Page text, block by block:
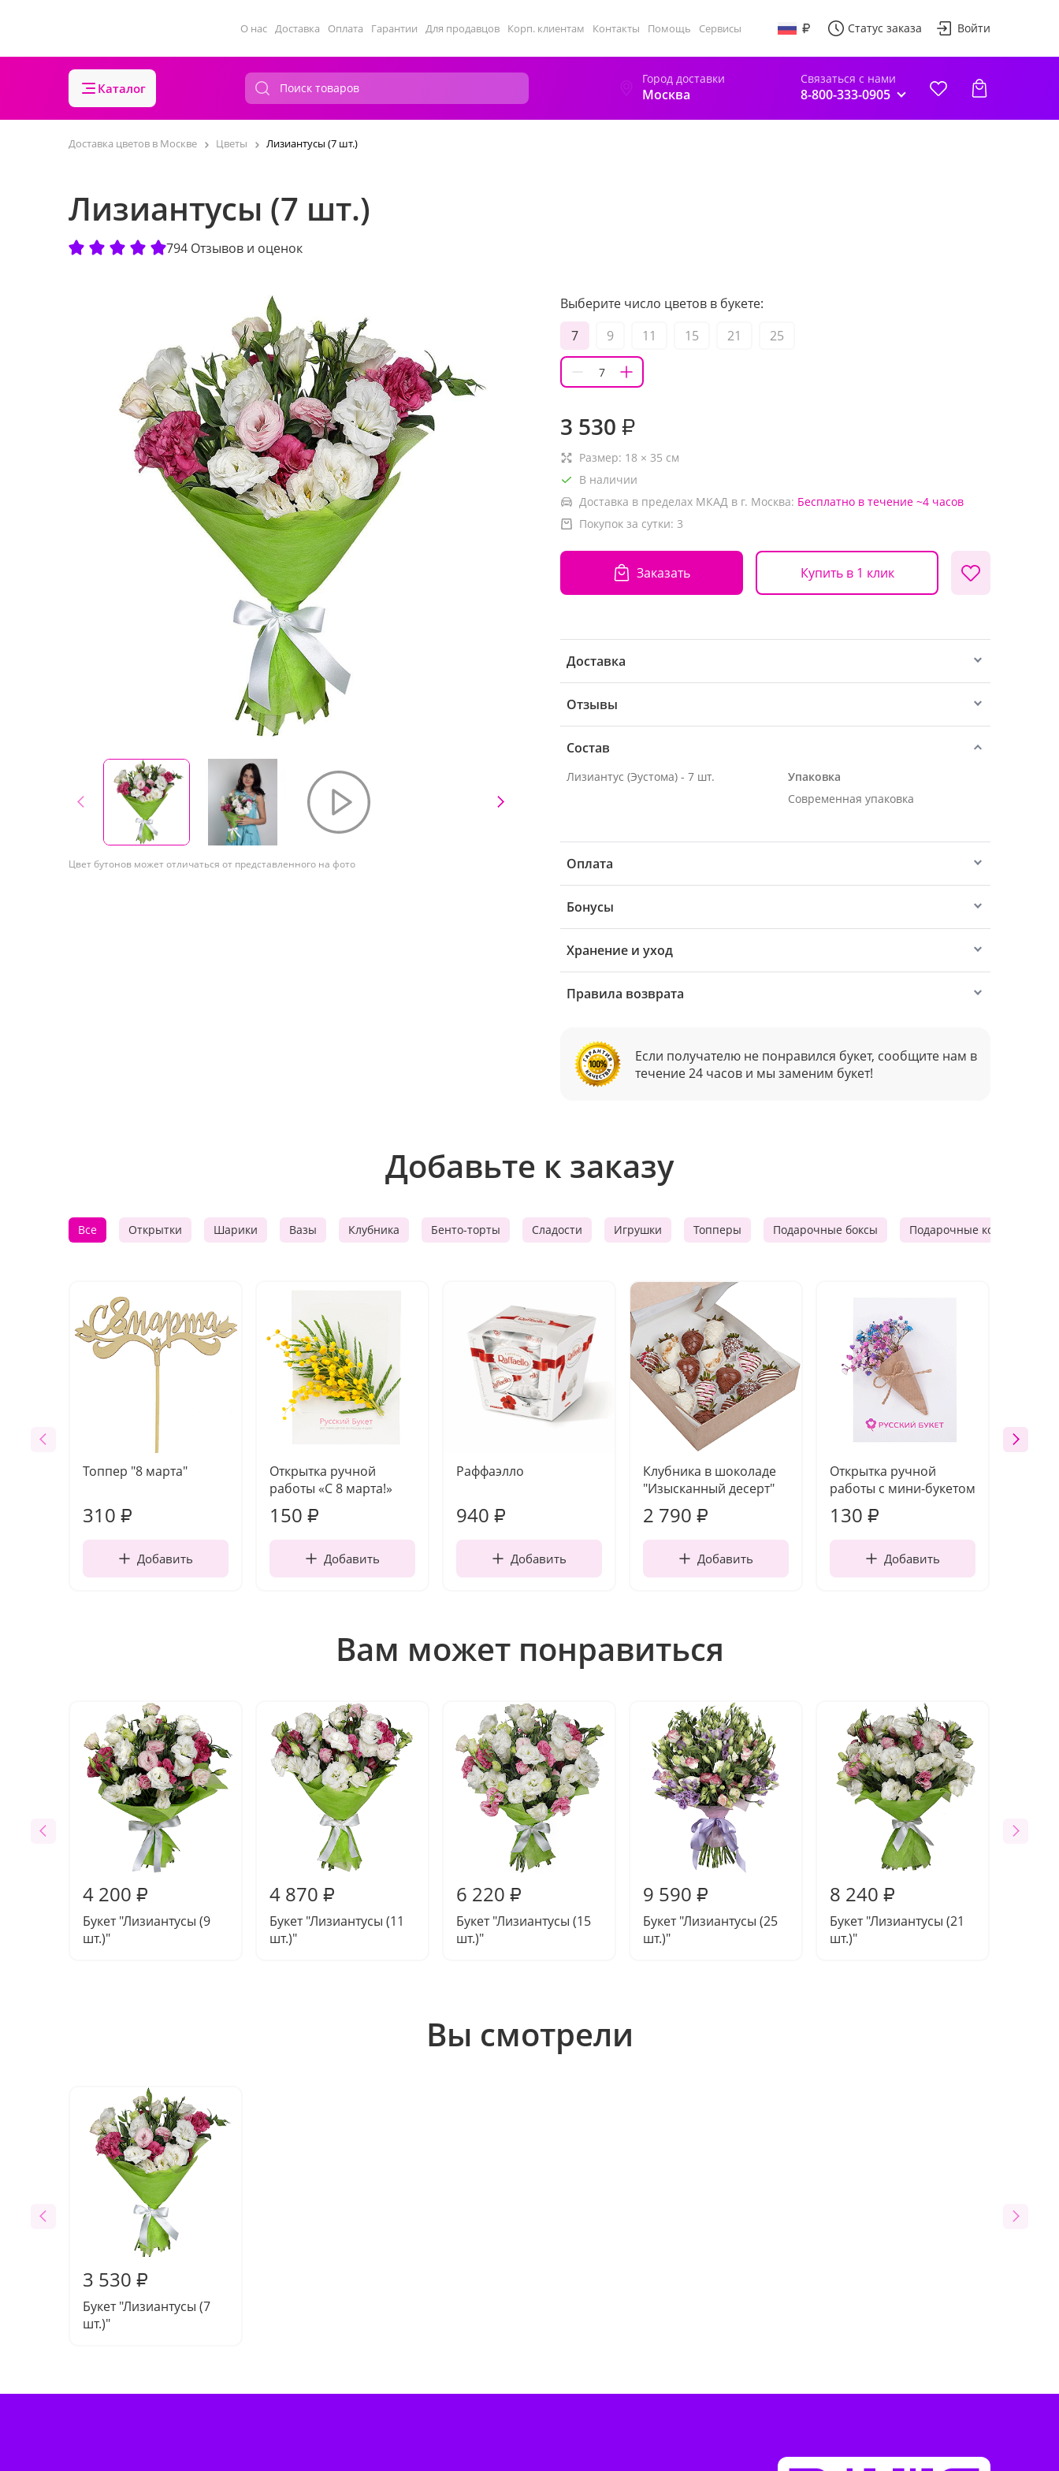
О нас Доставка Оплата Гарантии Для продавцов Корп. клиентам Контакты Помощь Сервисы Статус заказа Войти
Каталог
Город доставки
Москва
Связаться с нами
8-800-333-0905
Доставка цветов в Москве Цветы Лизиантусы (7 шт.)
Лизиантусы (7 шт.)
794 Отзывов и оценок
Цвет бутонов может отличаться от представленного на фото
Выберите число цветов в букете:
7
9 11 15 21 25
3 530 ₽
Размер: 18 × 35 см
В наличии
Доставка в пределах МКАД в г. Москва: Бесплатно в течение ~4 часов
Покупок за сутки: 3
Заказать Купить в 1 клик
Доставка
Отзывы
Состав
Лизиантус (Эустома) - 7 шт.
Упаковка
Современная упаковка
Оплата
Бонусы
Хранение и уход
Правила возврата
Если получателю не понравился букет, сообщите нам в
течение 24 часов и мы заменим букет!
Добавьте к заказу
Все Открытки Шарики Вазы Клубника Бенто-торты Сладости Игрушки Топперы Подарочные боксы Подарочные корзины
Топпер "8 марта"
310 ₽
Добавить
Открытка ручной
работы «С 8 марта!»
150 ₽
Добавить
Раффаэлло
940 ₽
Добавить
Клубника в шоколаде
"Изысканный десерт"
2 790 ₽
Добавить
Открытка ручной
работы с мини-букетом
130 ₽
Добавить
Вам может понравиться
4 200 ₽
Букет "Лизиантусы (9
шт.)"
4 870 ₽
Букет "Лизиантусы (11
шт.)"
6 220 ₽
Букет "Лизиантусы (15
шт.)"
9 590 ₽
Букет "Лизиантусы (25
шт.)"
8 240 ₽
Букет "Лизиантусы (21
шт.)"
Вы смотрели
3 530 ₽
Букет "Лизиантусы (7
шт.)"